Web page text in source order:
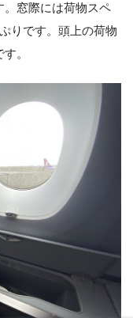
。窓際には荷物スペ
りです。頭上の荷物
。